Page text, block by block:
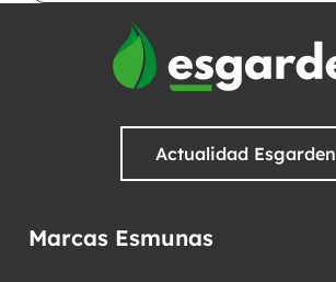
Actualidad Esgarden
Marcas Esmunas